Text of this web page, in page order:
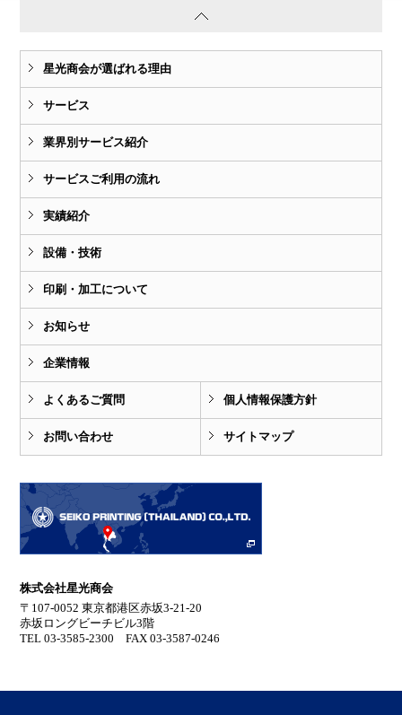
星光商会が選ばれる理由
サービス
業界別サービス紹介
サービスご利用の流れ
実績紹介
設備・技術
印刷・加工について
お知らせ
企業情報
よくあるご質問 個人情報保護方針
お問い合わせ サイトマップ
株式会社星光商会
〒107-0052 東京都港区赤坂3-21-20
赤坂ロングビーチビル3階
TEL 03-3585-2300 FAX 03-3587-0246